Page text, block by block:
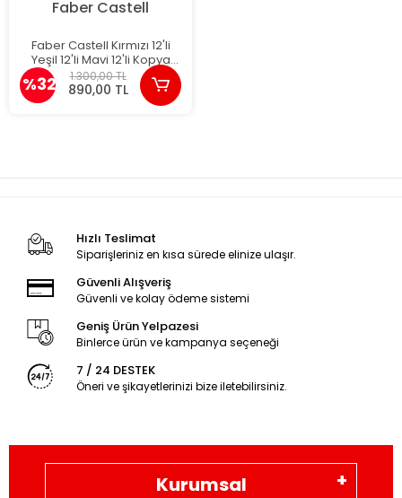
Faber Castell
Faber Castell Kırmızı 12'li
Yeşil 12'li Mavi 12'li Kopya
Kalemi Seti
%32 1.300,00 TL
890,00 TL
Hızlı Teslimat
Siparişleriniz en kısa sürede elinize ulaşır.
Güvenli Alışveriş
Güvenli ve kolay ödeme sistemi
Geniş Ürün Yelpazesi
Binlerce ürün ve kampanya seçeneği
7 / 24 DESTEK
Öneri ve şikayetlerinizi bize iletebilirsiniz.
Kurumsal